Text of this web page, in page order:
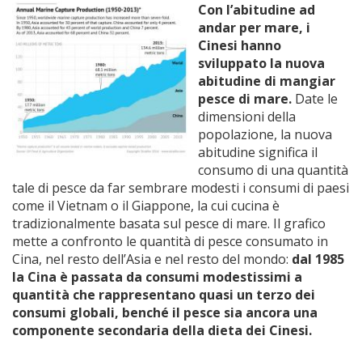
Con l’abitudine ad
andar per mare, i
Cinesi hanno
sviluppato la nuova
abitudine di mangiar
pesce di mare. Date le
dimensioni della
popolazione, la nuova
abitudine significa il
consumo di una quantità
tale di pesce da far sembrare modesti i consumi di paesi
come il Vietnam o il Giappone, la cui cucina è
tradizionalmente basata sul pesce di mare. Il grafico
mette a confronto le quantità di pesce consumato in
Cina, nel resto dell’Asia e nel resto del mondo: dal 1985
la Cina è passata da consumi modestissimi a
quantità che rappresentano quasi un terzo dei
consumi globali, benché il pesce sia ancora una
componente secondaria della dieta dei Cinesi.